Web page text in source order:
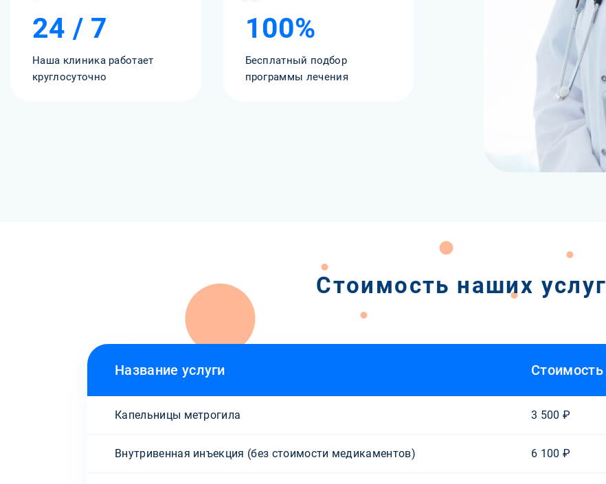
24 / 7
Наша клиника работает
круглосуточно
100%
Бесплатный подбор
программы лечения
Стоимость наших услуг
Название услуги Стоимость
Капельницы метрогила 3 500 ₽
Внутривенная инъекция (без стоимости медикаментов) 6 100 ₽